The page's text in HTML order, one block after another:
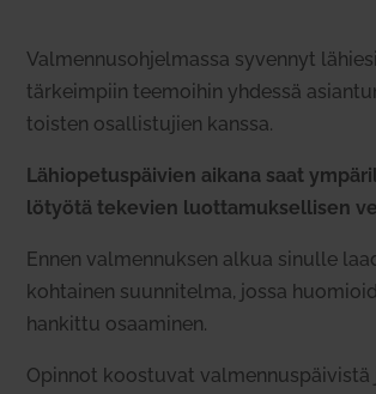
Val­men­nus­oh­jel­massa syvennyt
tär­keimpiin tee­moihin yhdessä
toisten osal­lis­tujien kanssa.
Lähio­pe­tus­päivien aikana saat
lö­työtä tekevien luot­ta­muk­sel­lisen
Ennen val­men­nuksen alkua sinulle
koh­tainen suun­ni­telma, jossa
han­kittu osaa­minen.
Opinnot koos­tuvat val­men­nus­päi­vistä